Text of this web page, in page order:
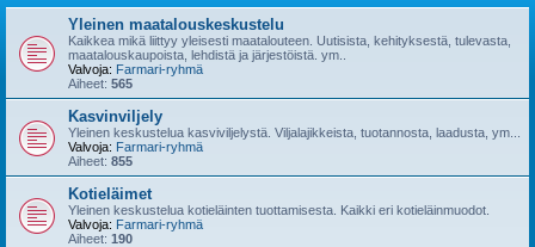
Yleinen maatalouskeskustelu
Kaikkea mikä liittyy yleisesti maatalouteen. Uutisista, kehityksestä, tulevasta,
maatalouskaupoista, lehdistä ja järjestöistä. ym..
Valvoja: Farmari-ryhmä
Aiheet: 565
Kasvinviljely
Yleinen keskustelua kasviviljelystä. Viljalajikkeista, tuotannosta, laadusta, ym...
Valvoja: Farmari-ryhmä
Aiheet: 855
Kotieläimet
Yleinen keskustelua kotieläinten tuottamisesta. Kaikki eri kotieläinmuodot.
Valvoja: Farmari-ryhmä
Aiheet: 190